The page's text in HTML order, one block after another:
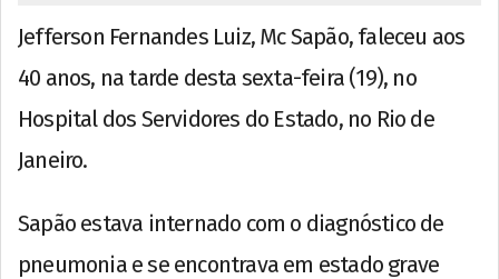
Jefferson Fernandes Luiz, Mc Sapão, faleceu aos
40 anos, na tarde desta sexta-feira (19), no
Hospital dos Servidores do Estado, no Rio de
Janeiro.
Sapão estava internado com o diagnóstico de
pneumonia e se encontrava em estado grave